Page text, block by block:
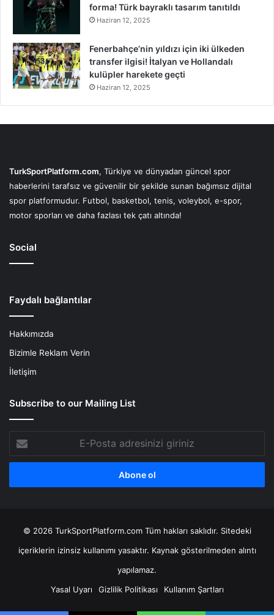
forma! Türk bayraklı tasarım tanıtıldı
Haziran 12, 2025
Fenerbahçe’nin yıldızı için iki ülkeden
transfer ilgisi! İtalyan ve Hollandalı
kulüpler harekete geçti
Haziran 12, 2025
TurkSportPlatform.com, Türkiye ve dünyadan güncel spor
haberlerini tarafsız ve güvenilir bir şekilde sunan bağımsız dijital
spor platformudur. Futbol, basketbol, tenis, voleybol, e-spor,
motor sporları ve daha fazlası tek çatı altında!
Social
Faydalı bağlantılar
Hakkımızda
Bizimle Reklam Verin
İletişim
Subscribe to our Mailing List
Posta
adresinizi
© 2026 TurkSportPlatform.com Tüm hakları saklıdır. Sitedeki
içeriklerin izinsiz kullanımı yasaktır. Kaynak gösterilmeden alıntı
yapılamaz.
Yasal Uyarı
Gizlilik Politikası Kullanım Şartları